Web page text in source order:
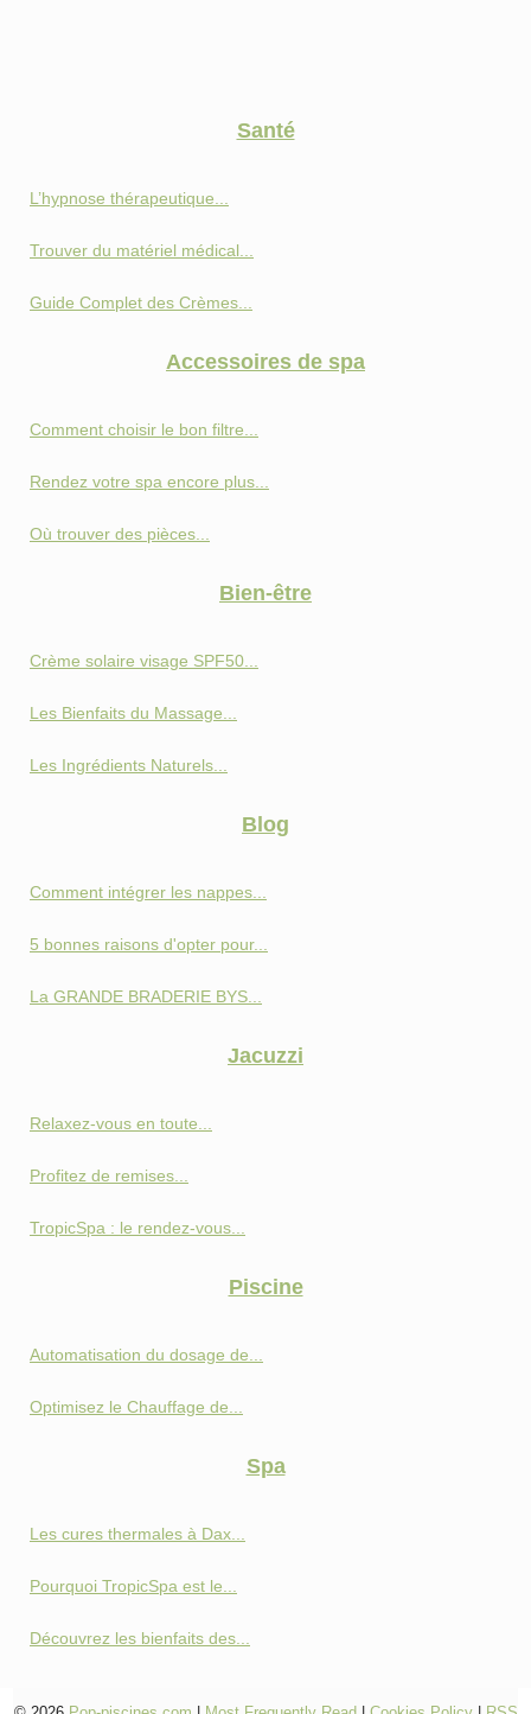
Santé
L’hypnose thérapeutique...
Trouver du matériel médical...
Guide Complet des Crèmes...
Accessoires de spa
Comment choisir le bon filtre...
Rendez votre spa encore plus...
Où trouver des pièces...
Bien-être
Crème solaire visage SPF50...
Les Bienfaits du Massage...
Les Ingrédients Naturels...
Blog
Comment intégrer les nappes...
5 bonnes raisons d'opter pour...
La GRANDE BRADERIE BYS...
Jacuzzi
Relaxez-vous en toute...
Profitez de remises...
TropicSpa : le rendez-vous...
Piscine
Automatisation du dosage de...
Optimisez le Chauffage de...
Spa
Les cures thermales à Dax...
Pourquoi TropicSpa est le...
Découvrez les bienfaits des...